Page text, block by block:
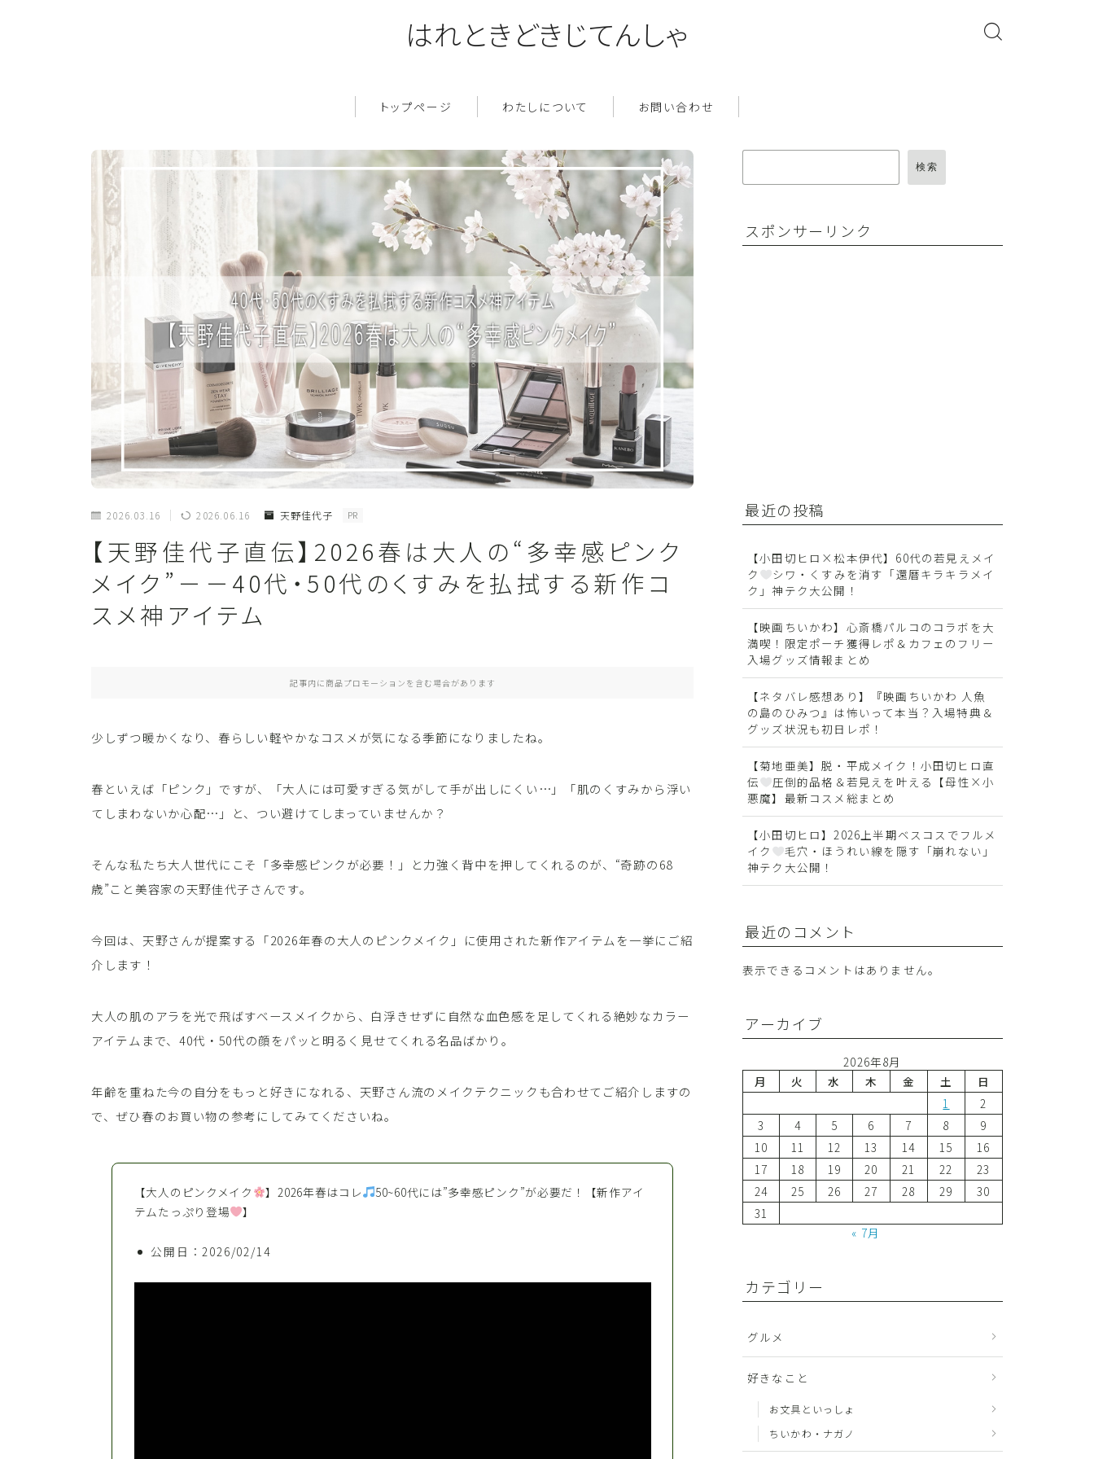
はれときどきじてんしゃ
トップページ わたしについて お問い合わせ
2026.03.16 2026.06.16 天野佳代子 PR
【天野佳代子直伝】2026春は大人の“多幸感ピンク
メイク”－－40代・50代のくすみを払拭する新作コ
スメ神アイテム
記事内に商品プロモーションを含む場合があります
少しずつ暖かくなり、春らしい軽やかなコスメが気になる季節になりましたね。
春といえば「ピンク」ですが、「大人には可愛すぎる気がして手が出しにくい…」「肌のくすみから浮い
てしまわないか心配…」と、つい避けてしまっていませんか？
そんな私たち大人世代にこそ「多幸感ピンクが必要！」と力強く背中を押してくれるのが、“奇跡の68
歳”こと美容家の天野佳代子さんです。
今回は、天野さんが提案する「2026年春の大人のピンクメイク」に使用された新作アイテムを一挙にご紹
介します！
大人の肌のアラを光で飛ばすベースメイクから、白浮きせずに自然な血色感を足してくれる絶妙なカラー
アイテムまで、40代・50代の顔をパッと明るく見せてくれる名品ばかり。
年齢を重ねた今の自分をもっと好きになれる、天野さん流のメイクテクニックも合わせてご紹介しますの
で、ぜひ春のお買い物の参考にしてみてくださいね。
【大人のピンクメイク 】2026年春はコレ
50~60代には”多幸感ピンク”が必要だ！【新作アイ
テムたっぷり登場
】
公開日：2026/02/14
検索
スポンサーリンク
最近の投稿
【小田切ヒロ×松本伊代】60代の若見えメイ
ク
シワ・くすみを消す「還暦キラキラメイ
ク」神テク大公開！
【映画ちいかわ】心斎橋パルコのコラボを大
満喫！限定ポーチ獲得レポ＆カフェのフリー
入場グッズ情報まとめ
【ネタバレ感想あり】『映画ちいかわ 人魚
の島のひみつ』は怖いって本当？入場特典＆
グッズ状況も初日レポ！
【菊地亜美】脱・平成メイク！小田切ヒロ直
伝
圧倒的品格＆若見えを叶える【母性×小
悪魔】最新コスメ総まとめ
【小田切ヒロ】2026上半期ベスコスでフルメ
イク
毛穴・ほうれい線を隠す「崩れない」
神テク大公開！
最近のコメント
表示できるコメントはありません。
アーカイブ
2026年8月
月
火 水 木 金 土
日
1
2
3
4 5 6 7 8
9
10
11 12 13 14 15
16
17
18 19 20 21 22
23
24
25 26 27 28 29
30
31
« 7月
カテゴリー
グルメ
好きなこと
お文具といっしょ
ちいかわ・ナガノ